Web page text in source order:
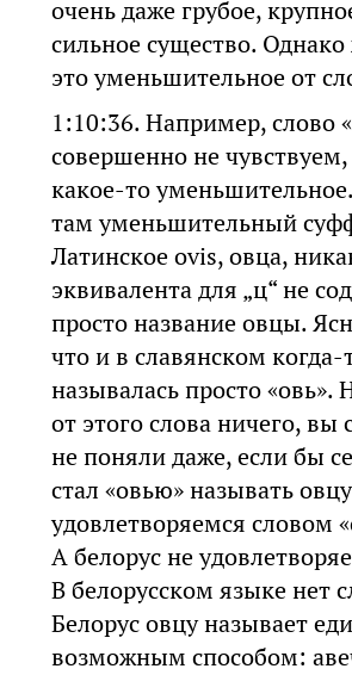
очень даже грубое,
сильное существо.
это уменьшительное от
1:10:36. Например, слово
совершенно не
какое-то
там уменьшительный
Латинское ovis, овца,
эквивалента для „ц“ не
просто название овцы.
что и в славянском когда-
называлась просто «овь».
от этого слова ничего, вы
не поняли даже, если бы
стал «овью» называть
удовлетворяемся словом
А белорус не
В белорусском языке нет
Белорус овцу называет
возможным способом: